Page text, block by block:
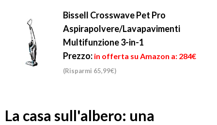
Bissell Crosswave Pet Pro
Aspirapolvere/Lavapavimenti
Multifunzione 3-in-1
Prezzo: in offerta su Amazon a: 284€
(Risparmi 65,99€)
La casa sull'albero: una